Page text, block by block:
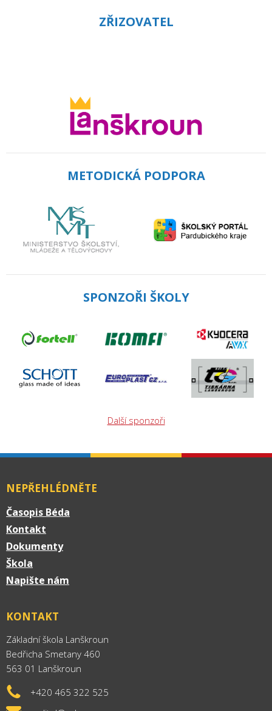
ZŘIZOVATEL
METODICKÁ PODPORA
SPONZOŘI ŠKOLY
Další sponzoři
NEPŘEHLÉDNĚTE
Časopis Béda
Kontakt
Dokumenty
Škola
Napište nám
KONTAKT
Základní škola Lanškroun
Bedřicha Smetany 460
563 01 Lanškroun
+420 465 322 525